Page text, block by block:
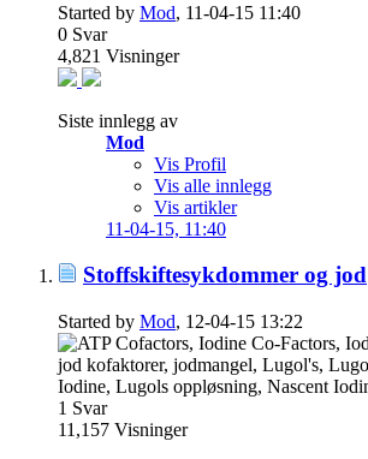
Started by Mod, 11-04-15 11:40
0 Svar
4,821 Visninger
Siste innlegg av
Mod
Vis Profil
Vis alle innlegg
Vis artikler
11-04-15, 11:40
Stoffskiftesykdommer og jod
Started by Mod, 12-04-15 13:22
1 Svar
11,157 Visninger